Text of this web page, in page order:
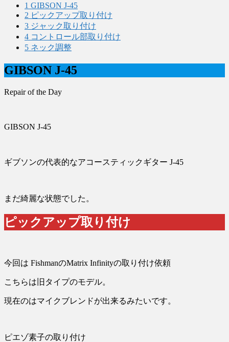
1 GIBSON J-45
2 ピックアップ取り付け
3 ジャック取り付け
4 コントロール部取り付け
5 ネック調整
GIBSON J-45
Repair of the Day
GIBSON J-45
ギブソンの代表的なアコースティックギター J-45
まだ綺麗な状態でした。
ピックアップ取り付け
今回は FishmanのMatrix Infinityの取り付け依頼
こちらは旧タイプのモデル。
現在のはマイクブレンドが出来るみたいです。
ピエゾ素子の取り付け